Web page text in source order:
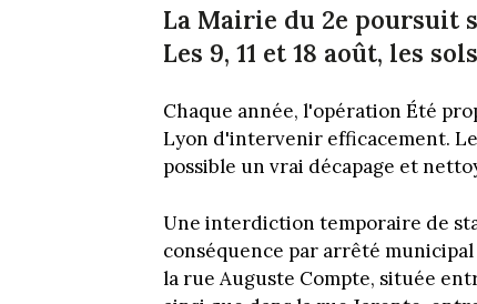
La Mairie du 2e poursuit
Les 9, 11 et 18 août, les
Chaque année, l'opération Été
Lyon d'intervenir efficacement.
possible un vrai décapage et
Une interdiction temporaire de
conséquence par arrêté
la rue Auguste Compte, située